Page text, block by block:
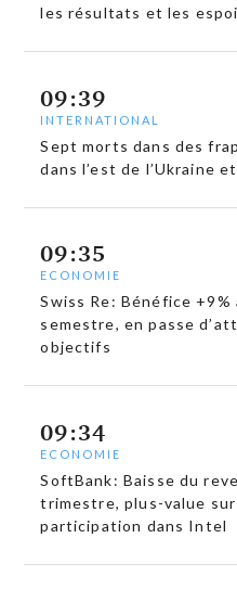
les résultats et les
09:39
INTERNATIONAL
Sept morts dans des
dans l’est de l’Ukraine
09:35
ECONOMIE
Swiss Re: Bénéfice +9%
semestre, en passe
objectifs
09:34
ECONOMIE
SoftBank: Baisse du
trimestre, plus-value sur
participation dans Intel